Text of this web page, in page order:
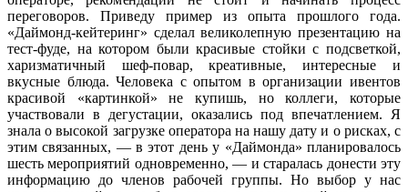
переговоров. Приведу пример из опыта прошлого года.
«Даймонд-кейтеринг» сделал великолепную презентацию на
тест-фуде, на котором были красивые стойки с подсветкой,
харизматичный шеф-повар, креативные, интересные и
вкусные блюда. Человека с опытом в организации ивентов
красивой «картинкой» не купишь, но коллеги, которые
участвовали в дегустации, оказались под впечатлением. Я
знала о высокой загрузке оператора на нашу дату и о рисках, с
этим связанных, — в этот день у «Даймонда» планировалось
шесть мероприятий одновременно, — и старалась донести эту
информацию до членов рабочей группы. Но выбор у нас